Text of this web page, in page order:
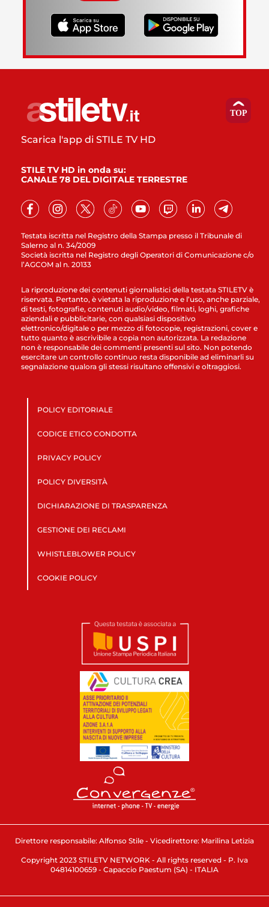
Testata iscritta nel Registro della Stampa presso il Tribunale di
Salerno al n. 34/2009
Società iscritta nel Registro degli Operatori di Comunicazione c/o
l’AGCOM al n. 20133
Scarica l'app di STILE TV HD
STILE TV HD in onda su:
CANALE 78 DEL DIGITALE TERRESTRE
La riproduzione dei contenuti giornalistici della testata STILETV è
riservata. Pertanto, è vietata la riproduzione e l’uso, anche parziale,
di testi, fotografie, contenuti audio/video, filmati, loghi, grafiche
aziendali e pubblicitarie, con qualsiasi dispositivo
elettronico/digitale o per mezzo di fotocopie, registrazioni, cover e
tutto quanto è ascrivibile a copia non autorizzata. La redazione
non è responsabile dei commenti presenti sul sito. Non potendo
esercitare un controllo continuo resta disponibile ad eliminarli su
segnalazione qualora gli stessi risultano offensivi e oltraggiosi.
POLICY EDITORIALE
CODICE ETICO CONDOTTA
PRIVACY POLICY
POLICY DIVERSITÀ
DICHIARAZIONE DI TRASPARENZA
GESTIONE DEI RECLAMI
WHISTLEBLOWER POLICY
COOKIE POLICY
Direttore responsabile: Alfonso Stile - Vicedirettore: Marilina Letizia
Copyright 2023 STILETV NETWORK - All rights reserved - P. Iva
04814100659 - Capaccio Paestum (SA) - ITALIA